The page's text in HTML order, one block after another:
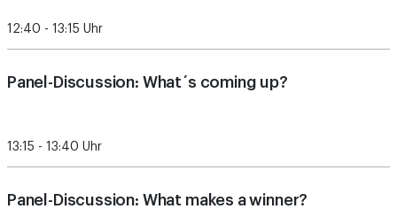
12:40 - 13:15 Uhr
Panel-Discussion: What´s coming up?
13:15 - 13:40 Uhr
Panel-Discussion: What makes a winner?